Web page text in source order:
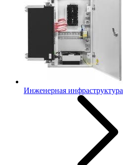
Инженерная инфраструктура